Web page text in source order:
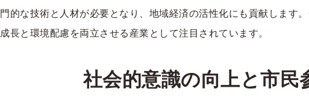
門的な技術と人材が必要となり、地域経済の活性化にも貢献します
成長と環境配慮を両立させる産業として注目されています。
社会的意識の向上と市民